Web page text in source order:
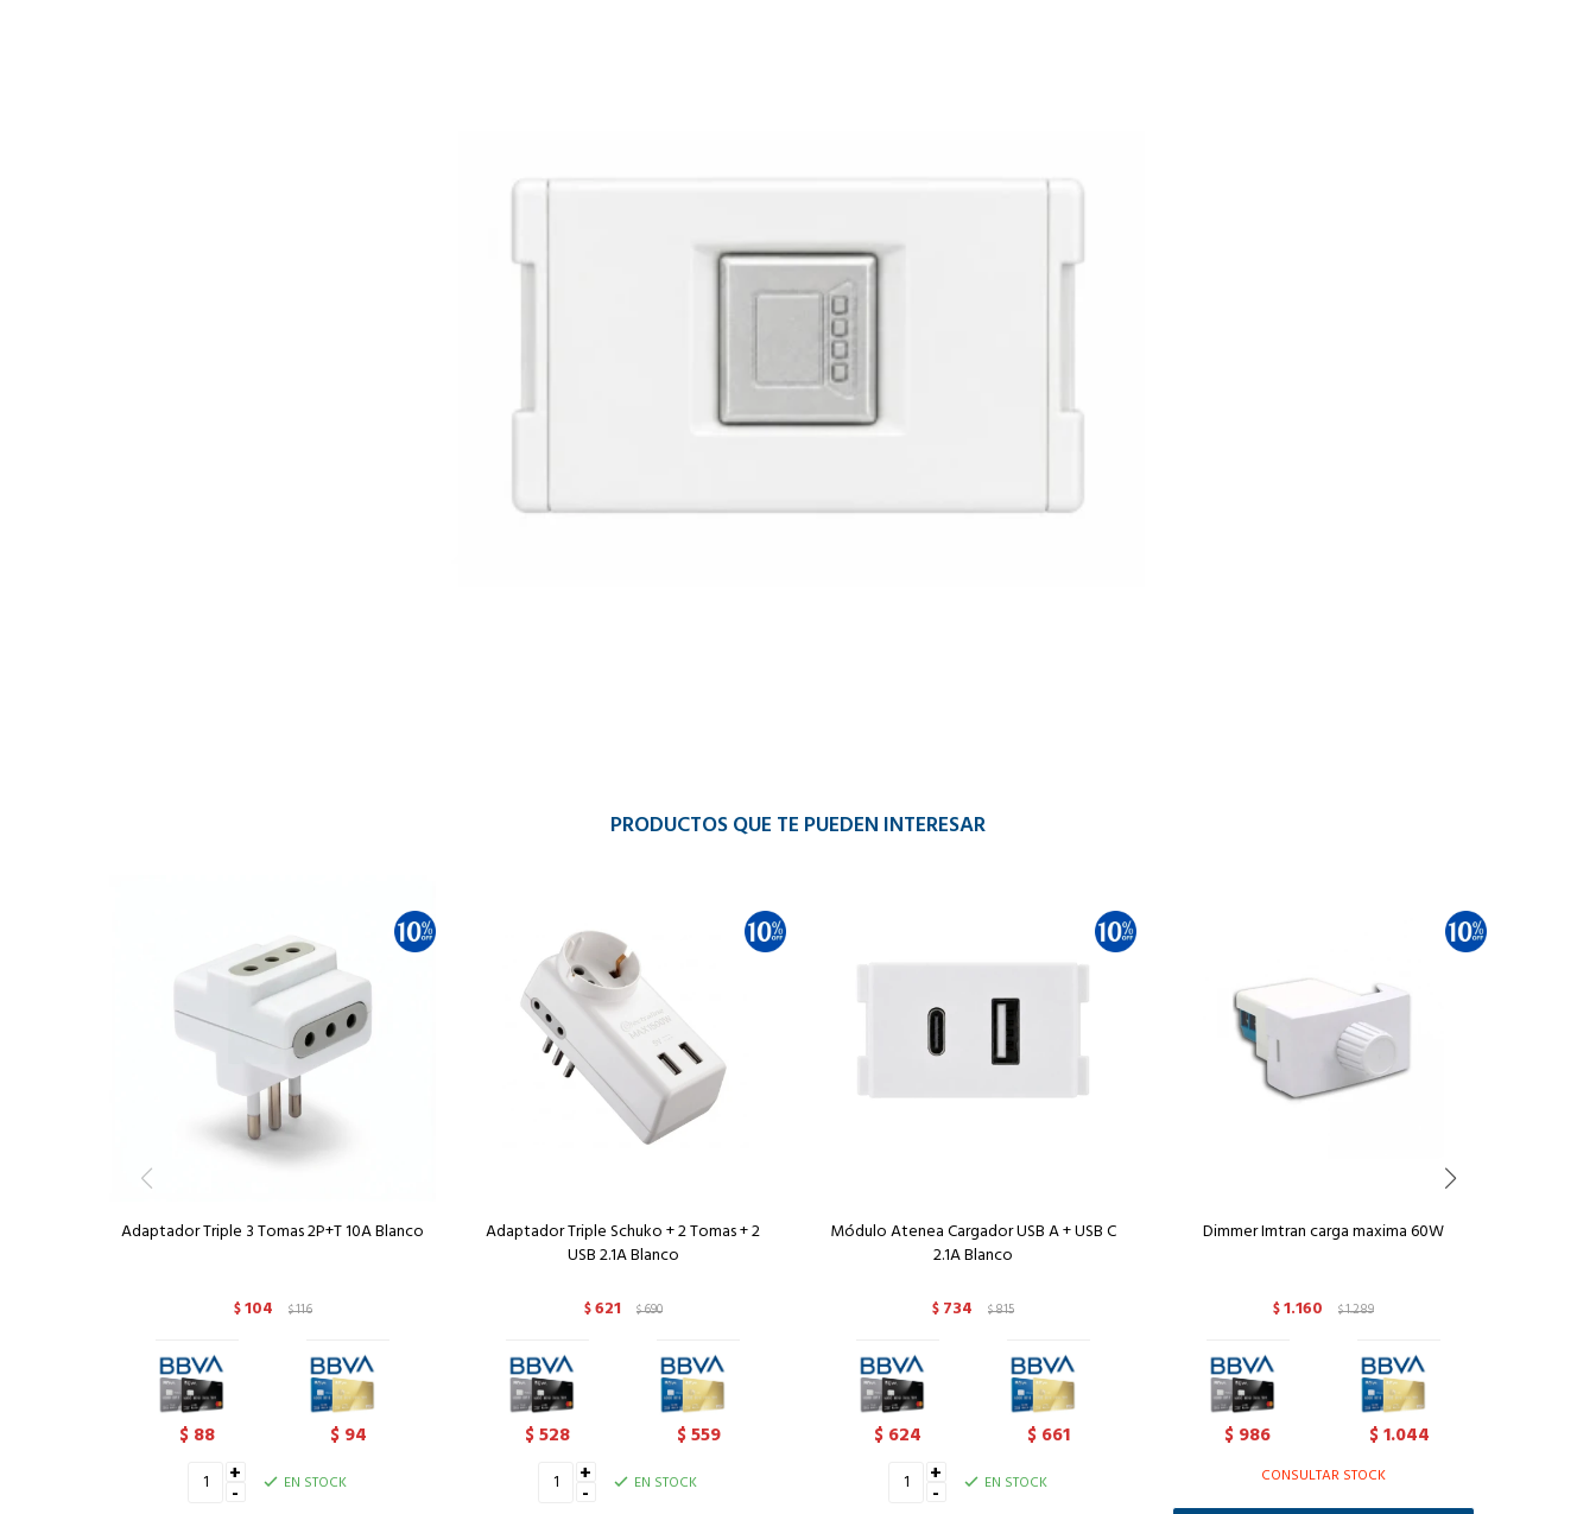
PRODUCTOS QUE TE PUEDEN INTERESAR
Adaptador Triple 3 Tomas 2P+T 10A Blanco
$104 $116
$ 88 $ 94
+
- EN STOCK
Adaptador Triple Schuko + 2 Tomas + 2
USB 2.1A Blanco
$621 $690
$528 $559
+
- EN STOCK
Módulo Atenea Cargador USB A + USB C
2.1A Blanco
$ 734 $815
$ 624 $ 661
+
- EN STOCK
Dimmer Imtran carga maxima 60W
$1.160 $1.289
$ 986 $1.044
CONSULTAR STOCK